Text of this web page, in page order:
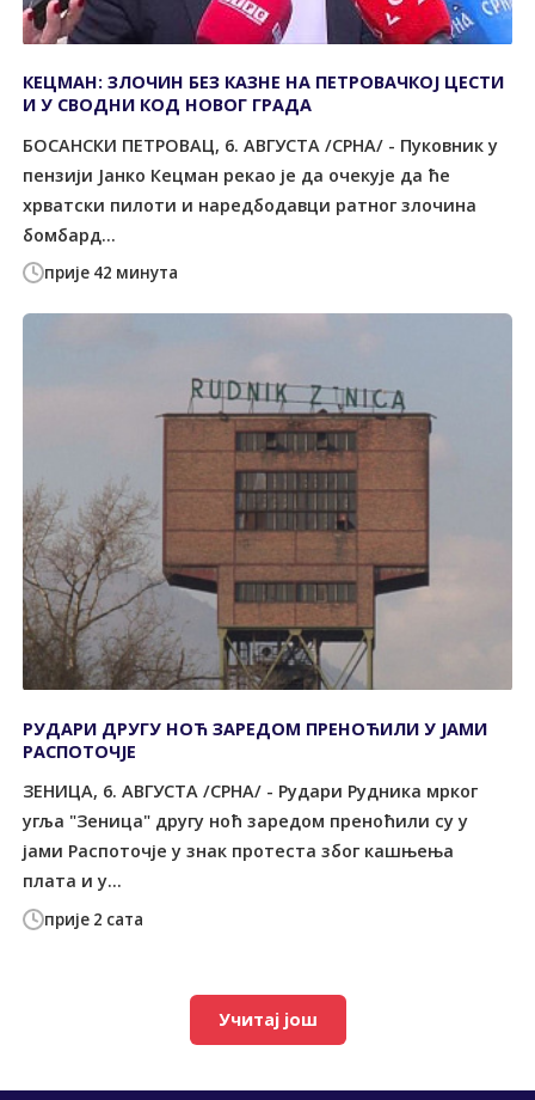
прије 42 минута
КЕЦМАН: ЗЛОЧИН БЕЗ КАЗНЕ НА ПЕТРОВАЧКОЈ ЦЕСТИ
И У СВОДНИ КОД НОВОГ ГРАДА
БОСАНСКИ ПЕТРОВАЦ, 6. АВГУСТА /СРНА/ - Пуковник у
пензији Јанко Кецман рекао је да очекује да ће
хрватски пилоти и наредбодавци ратног злочина
бомбард...
прије 2 сата
РУДАРИ ДРУГУ НОЋ ЗАРЕДОМ ПРЕНОЋИЛИ У ЈАМИ
РАСПОТОЧЈЕ
ЗЕНИЦА, 6. АВГУСТА /СРНА/ - Рудари Рудника мрког
угља "Зеница" другу ноћ заредом преноћили су у
јами Распоточје у знак протеста због кашњења
плата и у...
Учитај још